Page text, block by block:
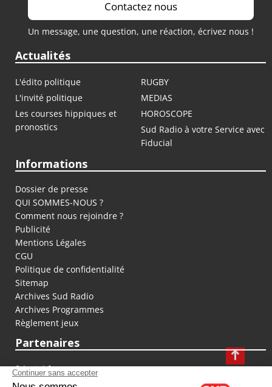
Contactez nous
Un message, une question, une réaction, écrivez nous !
Actualités
L'édito politique
RUGBY
L'invité politique
MEDIAS
Les courses hippiques et
pronostics
HOROSCOPE
Sud Radio à votre Service avec
Fiducial
Informations
Dossier de presse
QUI SOMMES-NOUS ?
Comment nous rejoindre ?
Publicité
Mentions Légales
CGU
Politique de confidentialité
Sitemap
Archives Sud Radio
Archives Programmes
Règlement jeux
Partenaires
fiducial.fr